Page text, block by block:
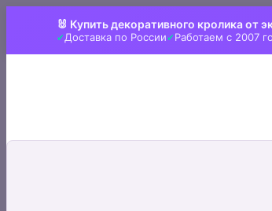
🐰 Купить декоративного кролика от
Доставка по России Работаем с 2007